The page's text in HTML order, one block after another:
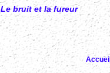
Le bruit et la fureur
Accueil